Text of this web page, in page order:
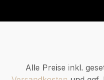
Alle Preise inkl.